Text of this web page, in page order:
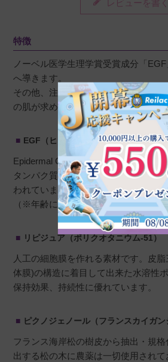
まるこ
非公開
投稿日
2026/04/27
長年のお付き合いですが、しっ
肌が揺らぐことがありませんの
しくお願いします。
非公開
投稿日
2026/04/14
ました！
レビューを書く
特徴
ノーベル医学生理学賞受賞成分「
へ導きます。
その他、注目のエイジングケア成分も
の肌が求める高機能性を追求しました
EGF（ヒトオリゴペプチド-1）
Epidermal Growth Factor。新世代エ
タンパク質の一種です。それにより
われています。
（※年齢に応じたスキンケア）
リピジュア（ポリクオタニウム-51）
人工の細胞膜を作れる素材です。皮
体膜)の構造に着目して出来た水溶性
保持効果、持続性に優れています。
ピクノジェノール（フランスカイガン
フランス海岸松の樹皮から抽出・規
出する松の木に農薬は一切使用されて